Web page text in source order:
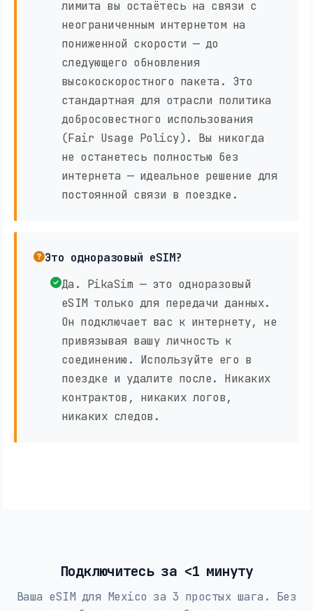
лимита вы остаётесь на связи с
неограниченным интернетом на
пониженной скорости — до
следующего обновления
высокоскоростного пакета. Это
стандартная для отрасли политика
добросовестного использования
(Fair Usage Policy). Вы никогда
не останетесь полностью без
интернета — идеальное решение для
постоянной связи в поездке.
Это одноразовый eSIM?
Да. PikaSim — это одноразовый
eSIM только для передачи данных.
Он подключает вас к интернету, не
привязывая вашу личность к
соединению. Используйте его в
поездке и удалите после. Никаких
контрактов, никаких логов,
никаких следов.
Подключитесь за <1 минуту
Ваша eSIM для Mexico за 3 простых шага. Без